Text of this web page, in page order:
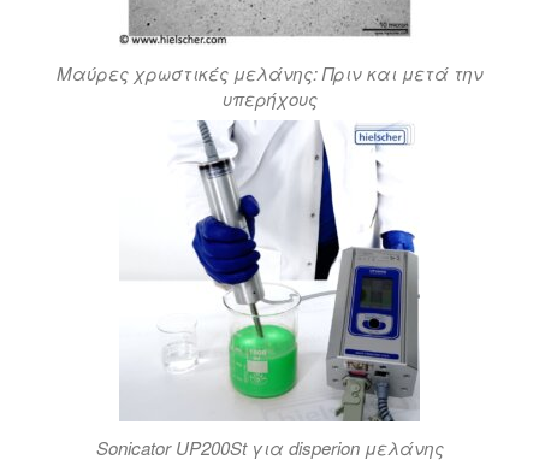
Μαύρες χρωστικές μελάνης: Πριν και μετά την
υπερήχους
Sonicator UP200St για disperion μελάνης